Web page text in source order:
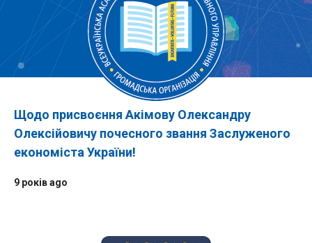
Щодо присвоєння Акімову Олександру
Олексійовичу почесного звання Заслуженого
економіста України!
9 років ago